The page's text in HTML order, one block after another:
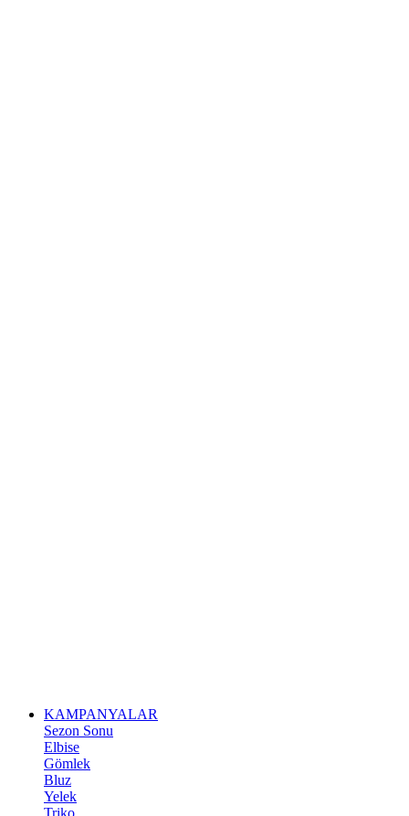
KAMPANYALAR
Sezon Sonu
Elbise
Gömlek
Bluz
Yelek
Triko